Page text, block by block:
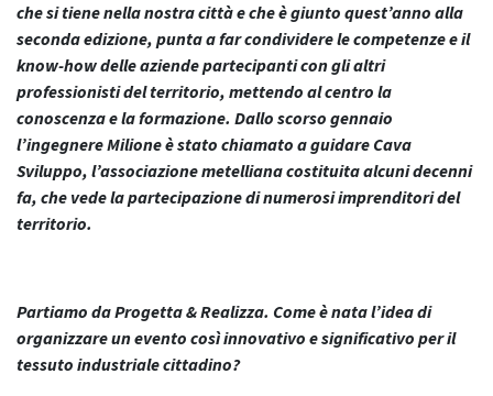
che si tiene nella nostra città e che è giunto quest’anno alla
seconda edizione, punta a far condividere le competenze e il
know-how delle aziende partecipanti con gli altri
professionisti del territorio, mettendo al centro la
conoscenza e la formazione. Dallo scorso gennaio
l’ingegnere Milione è stato chiamato a guidare Cava
Sviluppo, l’associazione metelliana costituita alcuni decenni
fa, che vede la partecipazione di numerosi imprenditori del
territorio.
Partiamo da Progetta & Realizza. Come è nata l’idea di
organizzare un evento così innovativo e significativo per il
tessuto industriale cittadino?